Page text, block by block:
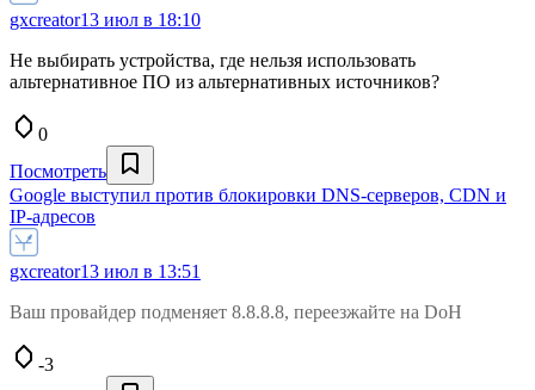
gxcreator13 июл в 18:10
Не выбирать устройства, где нельзя использовать
альтернативное ПО из альтернативных источников?
0
Посмотреть
Google выступил против блокировки DNS-серверов, CDN и
IP-адресов
gxcreator13 июл в 13:51
Ваш провайдер подменяет 8.8.8.8, переезжайте на DoH
-3